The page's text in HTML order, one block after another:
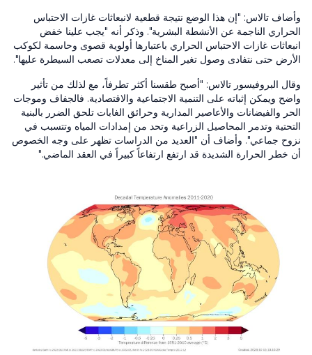
وأضاف تالاس: "إن هذا الوضع نتيجة قطعية لانبعاثات غازات الاحتباس
الحراري الناجمة عن الأنشطة البشرية". وذكر أنه "يجب علينا خفض
انبعاثات غازات الاحتباس الحراري باعتبارها أولوية قصوى وحاسمة لكوكب
الأرض حتى نتفادى وصول تغير المناخ إلى معدلات تصعب السيطرة عليها".
وقال البروفيسور تالاس: "أصبح طقسنا أكثر تطرفاً، مع لذلك من تأثير
واضح ويمكن إثباته على التنمية الاجتماعية والاقتصادية. فالجفاف وموجات
الحر والفيضانات والأعاصير المدارية وحرائق الغابات تلحق الضرر بالبنية
التحتية وتدمر المحاصيل الزراعية وتحد من إمدادات المياه وتتسبب في
نزوح جماعي". وأضاف أن "العديد من الدراسات تظهر على وجه الخصوص
أن خطر الحرارة الشديدة قد ارتفع ارتفاعاً كبيراً في العقد الماضي."